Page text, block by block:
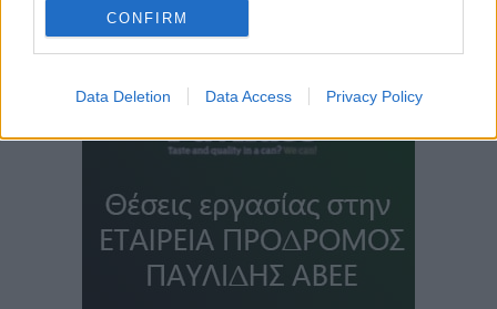
CONFIRM
Data Deletion Data Access Privacy Policy